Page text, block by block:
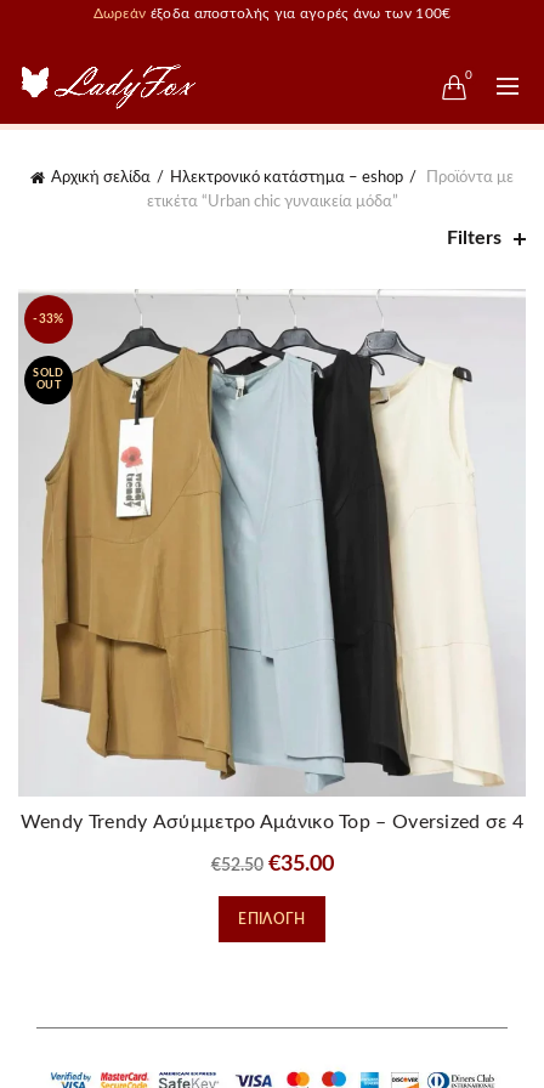
Δωρεάν έξοδα αποστολής για αγορές άνω των 100€
0
Αρχική σελίδα Ηλεκτρονικό κατάστημα – eshop
Προϊόντα με
ετικέτα “Urban chic γυναικεία μόδα”
Filters
-33%
SOLD
OUT
Wendy Trendy Ασύμμετρο Αμάνικο Top – Oversized σε 4
€52.50 Original
price
was:
€35.00Η
ΕΠΙΛΟΓΉ
Οι